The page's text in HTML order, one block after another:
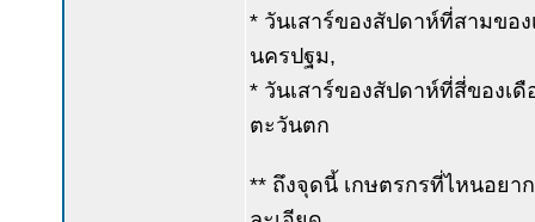
* วันเสาร์ของสัปดาห์ที่สามขอ
นครปฐม,
* วันเสาร์ของสัปดาห์ที่สี่ของเ
ตะวันตก
** ถึงจุดนี้ เกษตรกรที่ไหนอย